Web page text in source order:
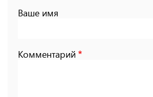
Ваше имя
Комментарий